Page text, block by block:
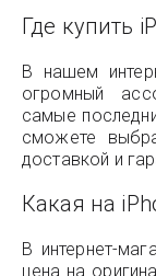
Где купить
В нашем
огромный
самые
сможете
доставкой и
Какая на
В интернет-
цена на